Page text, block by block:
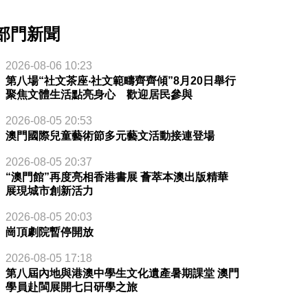
門新聞
2026-08-06 10:23
第八場“社文茶座‧社文範疇齊齊傾”8月20日舉行
聚焦文體生活點亮身心 歡迎居民參與
2026-08-05 20:53
澳門國際兒童藝術節多元藝文活動接連登場
2026-08-05 20:37
“澳門館”再度亮相香港書展 薈萃本澳出版精華
展現城市創新活力
2026-08-05 20:03
崗頂劇院暫停開放
2026-08-05 17:18
第八屆內地與港澳中學生文化遺產暑期課堂 澳門
學員赴閩展開七日研學之旅